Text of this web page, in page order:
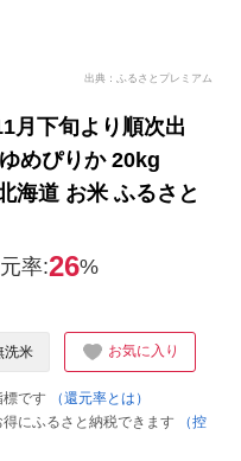
出典：ふるさとプレミアム
月下旬より順次出
めぴりか 20kg
海道 お米 ふるさと
率:26%
洗米 お気に入り
です
（還元率とは）
にふるさと納税できます
（控